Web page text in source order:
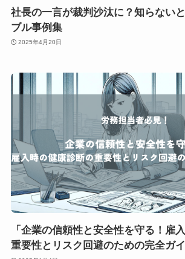
社長の一言が裁判沙汰に？知らない
ブル事例集
2025年4月20日
「企業の信頼性と安全性を守る！雇
重要性とリスク回避のための完全ガイ